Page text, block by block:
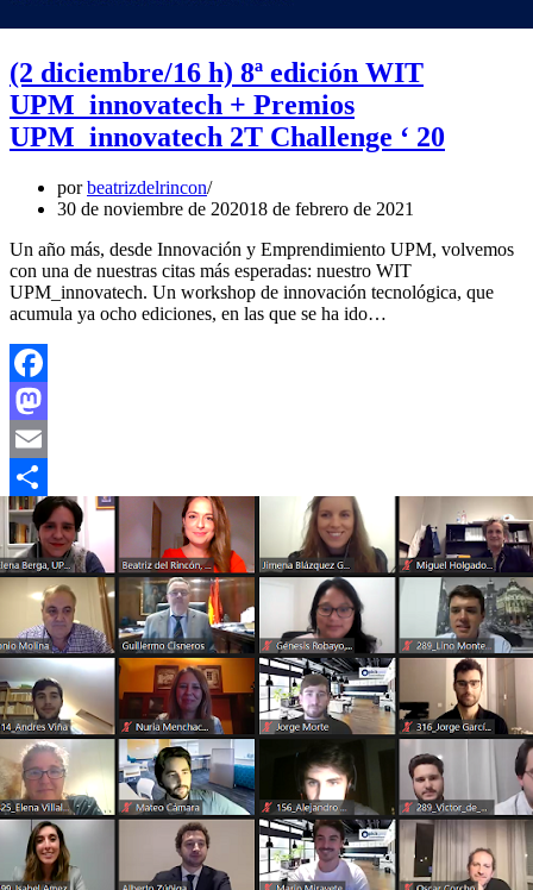
(2 diciembre/16 h) 8ª edición WIT
UPM_innovatech + Premios
UPM_innovatech 2T Challenge ‘ 20
porbeatrizdelrincon
30 de noviembre de 202018 de febrero de 2021
Un año más, desde Innovación y Emprendimiento UPM, volvemos
con una de nuestras citas más esperadas: nuestro WIT
UPM_innovatech. Un workshop de innovación tecnológica, que
acumula ya ocho ediciones, en las que se ha ido…
Facebook
Mastodon
Email
Compartir